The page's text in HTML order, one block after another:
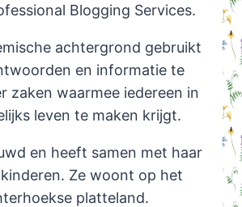
Blogging Services.
achtergrond gebruikt
en informatie te
zaken waarmee iedereen in
leven te maken krijgt.
en heeft samen met haar
Ze woont op het
platteland.